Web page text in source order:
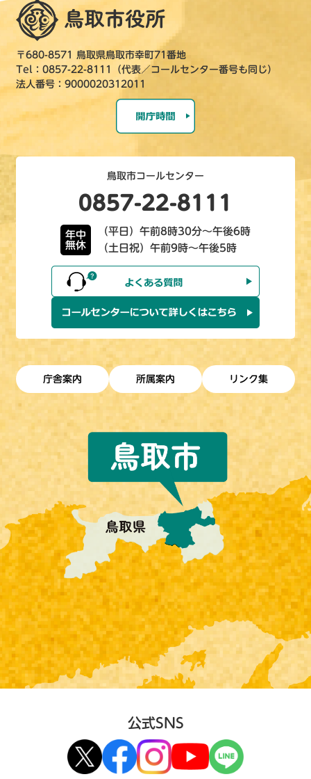
〒680-8571 鳥取県鳥取市幸町71番地
Tel：0857-22-8111（代表／コールセンター番号も同じ）
法人番号：9000020312011
鳥取市コールセンター
0857-22-8111
年中
無休
（平日）午前8時30分～午後6時
（土日祝）午前9時～午後5時
庁舎案内 所属案内 リンク集
公式SNS